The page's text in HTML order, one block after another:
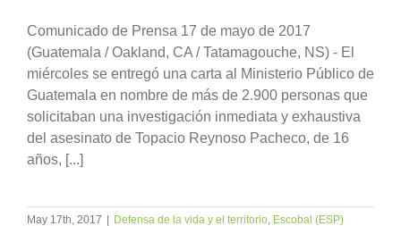
Comunicado de Prensa 17 de mayo de 2017
(Guatemala / Oakland, CA / Tatamagouche, NS) - El
miércoles se entregó una carta al Ministerio Público de
Guatemala en nombre de más de 2.900 personas que
solicitaban una investigación inmediata y exhaustiva
del asesinato de Topacio Reynoso Pacheco, de 16
años, [...]
May 17th, 2017 | Defensa de la vida y el territorio Escobal (ESP)